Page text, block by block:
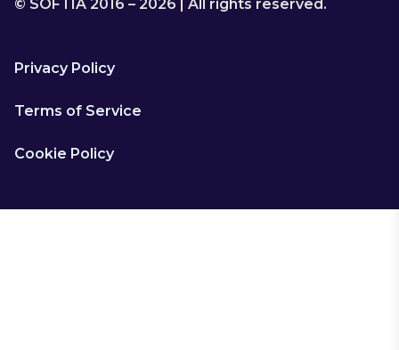
© SOFTIA 2016 – 2026 | All rights reserved.
Privacy Policy
Terms of Service
Cookie Policy